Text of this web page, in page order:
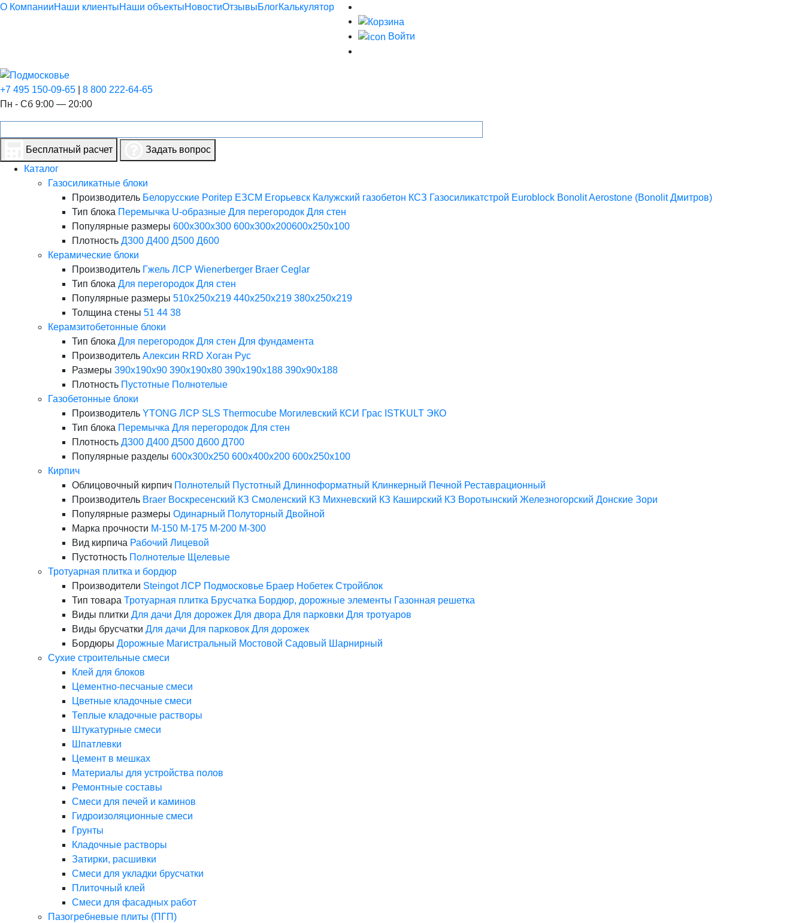
О КомпанииНаши клиентыНаши объектыНовостиОтзывыБлогКалькулятор
Войти
+7 495 150-09-65
8 800 222-64-65
Пн - Сб 9:00 — 20:00
Бесплатный расчет
Задать вопрос
Каталог
Газосиликатные блоки
Производитель Белорусские Poritep ЕЗСМ Егорьевск Калужский газобетон КСЗ Газосиликатстрой Euroblock BonolitAerostone (Bonolit Дмитров)
Тип блока Перемычка U-образные Для перегородок Для стен
Популярные размеры 600х300х300 600х300х200600х250х100
Плотность Д300 Д400 Д500 Д600
Керамические блоки
Производитель Гжель ЛСР Wienerberger Braer Ceglar
Тип блока Для перегородок Для стен
Популярные размеры 510х250х219 440х250х219 380х250х219
Толщина стены 51 44 38
Керамзитобетонные блоки
Тип блока Для перегородок Для стен Для фундамента
Производитель Алексин RRD Хоган Рус
Размеры 390х190х90 390х190х80 390х190х188 390х90х188
Плотность Пустотные Полнотелые
Газобетонные блоки
Производитель YTONG ЛСР SLS Thermocube Могилевский КСИ Грас ISTKULT ЭКО
Тип блока Перемычка Для перегородок Для стен
Плотность Д300 Д400 Д500 Д600 Д700
Популярные разделы 600х300х250 600х400х200 600х250х100
Кирпич
Облицовочный кирпич Полнотелый Пустотный Длинноформатный Клинкерный Печной Реставрационный
Производитель Braer Воскресенский КЗ Смоленский КЗ Михневский КЗ Каширский КЗ Воротынский Железногорский Донские Зори
Популярные размеры Одинарный Полуторный Двойной
Марка прочности М-150 М-175 М-200 М-300
Вид кирпича Рабочий Лицевой
Пустотность Полнотелые Щелевые
Тротуарная плитка и бордюр
Производители Steingot ЛСР Подмосковье Браер Нобетек Стройблок
Тип товара Тротуарная плитка Брусчатка Бордюр, дорожные элементы Газонная решетка
Виды плитки Для дачи Для дорожек Для двора Для парковки Для тротуаров
Виды брусчатки Для дачи Для парковок Для дорожек
Бордюры Дорожные Магистральный Мостовой Садовый Шарнирный
Сухие строительные смеси
Клей для блоков
Цементно-песчаные смеси
Цветные кладочные смеси
Теплые кладочные растворы
Штукатурные смеси
Шпатлевки
Цемент в мешках
Материалы для устройства полов
Ремонтные составы
Смеси для печей и каминов
Гидроизоляционные смеси
Грунты
Кладочные растворы
Затирки, расшивки
Смеси для укладки брусчатки
Плиточный клей
Смеси для фасадных работ
Пазогребневые плиты (ПГП)